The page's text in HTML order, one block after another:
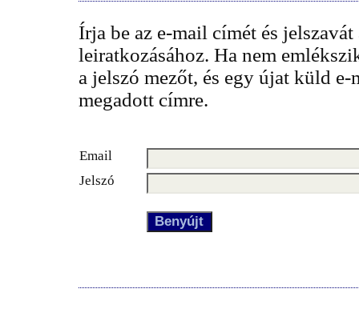
Írja be az e-mail címét és
leiratkozásához. Ha nem
a jelszó mezőt, és egy újat küld e-
megadott címre.
Email
Jelszó